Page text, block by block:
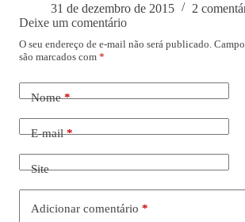
31 de dezembro de 2015
2
Deixe um comentário
O seu endereço de e-mail não será publicado.
são marcados com *
Nome*
E-mail*
Site
Adicionar comentário *